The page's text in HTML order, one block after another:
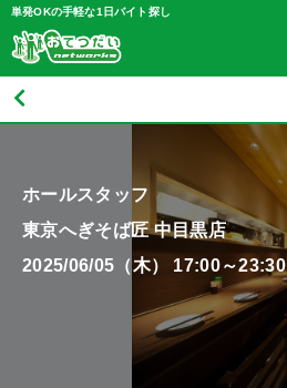
単発OKの手軽な1日バイト探し
ホールスタッフ
東京へぎそば匠 中目黒店
2025/06/05（木） 17:00～23:30